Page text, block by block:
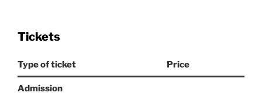
Tickets
Type of ticket Price
Admission